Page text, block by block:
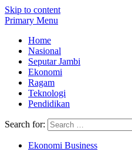
Skip to content
Primary Menu
Home
Nasional
Seputar Jambi
Ekonomi
Ragam
Teknologi
Pendidikan
Search for:
Ekonomi Business